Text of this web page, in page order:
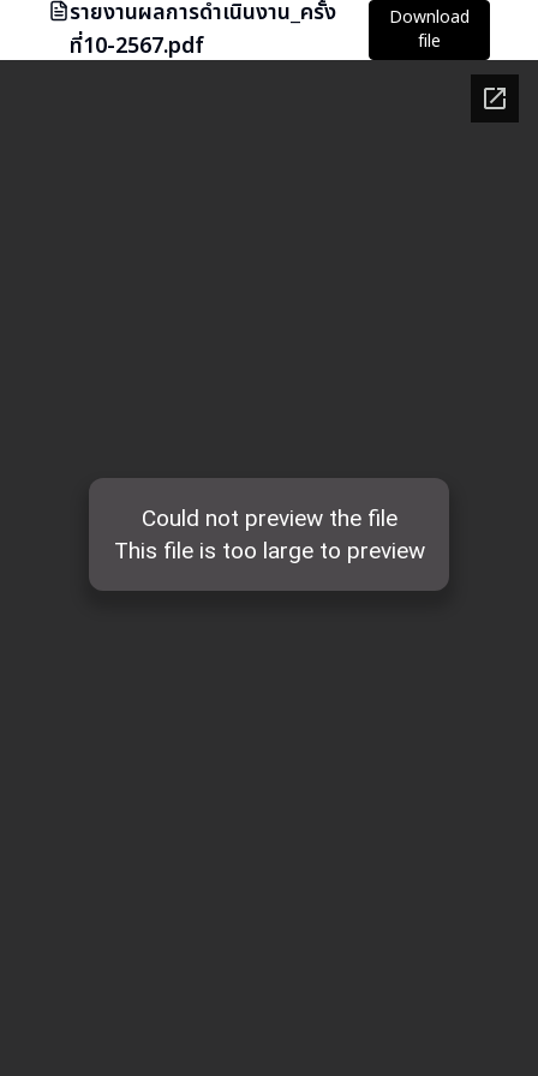
รายงานผลการดำเนินงาน_ครั้ง
ที่10-2567.pdf
Download
file